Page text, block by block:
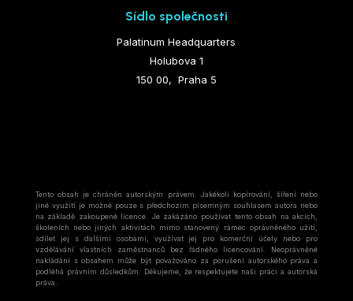
Sídlo společnosti
Palatinum Headquarters
Holubova 1
150 00, Praha 5
Tento obsah je chráněn autorským právem. Jakékoli kopírování, šíření nebo
jiné využití je možné pouze s předchozím písemným souhlasem autora nebo
na základě zakoupené licence. Je zakázáno používat tento obsah na akcích,
školeních nebo jiných aktivitách mimo stanovený rámec oprávněného užití,
sdílet jej s dalšími osobami, využívat jej pro komerční účely nebo pro
vzdělávání vlastních zaměstnanců bez řádného licencování. Neoprávněné
nakládání s obsahem může být považováno za porušení autorského práva a
podléhá právním důsledkům. Děkujeme, že respektujete naši práci a autorská
práva.